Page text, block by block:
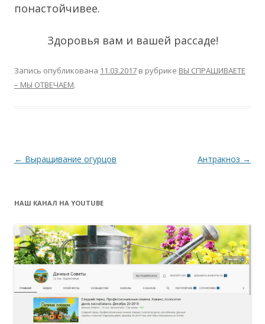
понастойчивее.
Здоровья вам и вашей рассаде!
Запись опубликована 11.03.2017 в рубрике ВЫ СПРАШИВАЕТЕ
– МЫ ОТВЕЧАЕМ.
Навигация
← Выращивание огурцов Антракноз →
НАШ КАНАЛ НА YOUTUBE